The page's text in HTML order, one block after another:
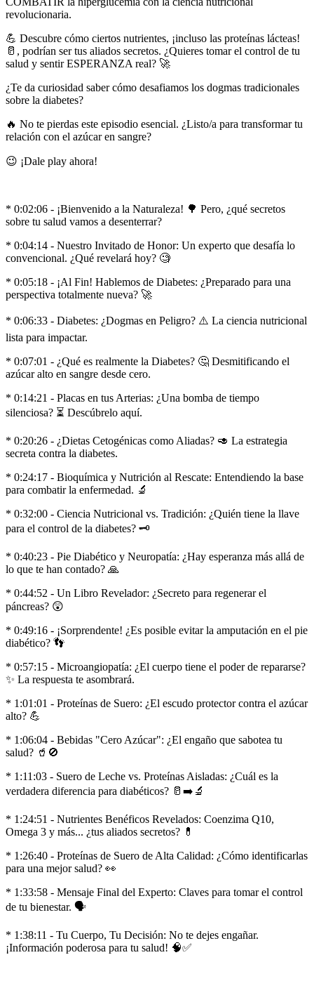
revolucionaria.
💪 Descubre cómo ciertos nutrientes, ¡incluso las proteínas lácteas!
🥛, podrían ser tus aliados secretos. ¿Quieres tomar el control de tu
salud y sentir ESPERANZA real? 🚀
¿Te da curiosidad saber cómo desafiamos los dogmas tradicionales
sobre la diabetes?
🔥 No te pierdas este episodio esencial. ¿Listo/a para transformar tu
relación con el azúcar en sangre?
😉 ¡Dale play ahora!
* 0:02:06 - ¡Bienvenido a la Naturaleza! 🌳 Pero, ¿qué secretos
sobre tu salud vamos a desenterrar?
* 0:04:14 - Nuestro Invitado de Honor: Un experto que desafía lo
convencional. ¿Qué revelará hoy? 🧐
* 0:05:18 - ¡Al Fin! Hablemos de Diabetes: ¿Preparado para una
perspectiva totalmente nueva? 🚀
* 0:06:33 - Diabetes: ¿Dogmas en Peligro? ⚠️ La ciencia nutricional
lista para impactar.
* 0:07:01 - ¿Qué es realmente la Diabetes? 🤔 Desmitificando el
azúcar alto en sangre desde cero.
* 0:14:21 - Placas en tus Arterias: ¿Una bomba de tiempo
silenciosa? ⏳ Descúbrelo aquí.
* 0:20:26 - ¿Dietas Cetogénicas como Aliadas? 🥑 La estrategia
secreta contra la diabetes.
* 0:24:17 - Bioquímica y Nutrición al Rescate: Entendiendo la base
para combatir la enfermedad. 🔬
* 0:32:00 - Ciencia Nutricional vs. Tradición: ¿Quién tiene la llave
para el control de la diabetes? 🗝
* 0:40:23 - Pie Diabético y Neuropatía: ¿Hay esperanza más allá de
lo que te han contado? 🙏
* 0:44:52 - Un Libro Revelador: ¿Secreto para regenerar el
páncreas? 😲
* 0:49:16 - ¡Sorprendente! ¿Es posible evitar la amputación en el pie
diabético? 👣
* 0:57:15 - Microangiopatía: ¿El cuerpo tiene el poder de repararse?
✨ La respuesta te asombrará.
* 1:01:01 - Proteínas de Suero: ¿El escudo protector contra el azúcar
alto? 💪
* 1:06:04 - Bebidas "Cero Azúcar": ¿El engaño que sabotea tu
salud? 🥤🚫
* 1:11:03 - Suero de Leche vs. Proteínas Aisladas: ¿Cuál es la
verdadera diferencia para diabéticos? 🥛➡️🔬
* 1:24:51 - Nutrientes Benéficos Revelados: Coenzima Q10,
Omega 3 y más... ¿tus aliados secretos? 💊
* 1:26:40 - Proteínas de Suero de Alta Calidad: ¿Cómo identificarlas
para una mejor salud? 👀
* 1:33:58 - Mensaje Final del Experto: Claves para tomar el control
de tu bienestar. 🗣
* 1:38:11 - Tu Cuerpo, Tu Decisión: No te dejes engañar.
¡Información poderosa para tu salud! 🧠✅